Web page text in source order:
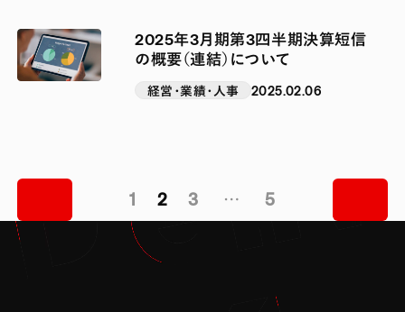
2025年3月期第3四半期決算短信
の概要（連結）について
経営・業績・人事 2025.02.06
1 2 3 … 5